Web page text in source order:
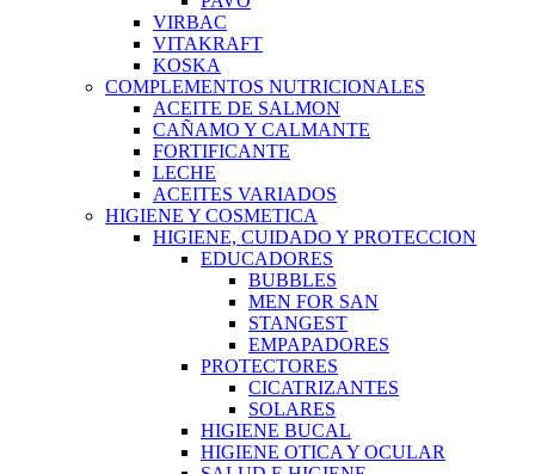
VIRBAC
VITAKRAFT
KOSKA
COMPLEMENTOS NUTRICIONALES
ACEITE DE SALMON
CAÑAMO Y CALMANTE
FORTIFICANTE
LECHE
ACEITES VARIADOS
HIGIENE Y COSMETICA
HIGIENE, CUIDADO Y PROTECCION
EDUCADORES
BUBBLES
MEN FOR SAN
STANGEST
EMPAPADORES
PROTECTORES
CICATRIZANTES
SOLARES
HIGIENE BUCAL
HIGIENE OTICA Y OCULAR